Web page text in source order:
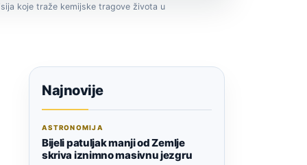
koje traže kemijske tragove života u
Najnovije
ASTRONOMIJA
Bijeli patuljak manji od Zemlje
skriva iznimno masivnu jezgru